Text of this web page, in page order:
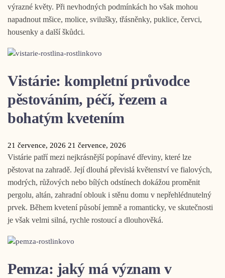
výrazné květy. Při nevhodných podmínkách ho však mohou
napadnout mšice, molice, svilušky, třásněnky, puklice, červci,
housenky a další škůdci.
Vistárie: kompletní průvodce
pěstováním, péčí, řezem a
bohatým kvetením
21 července, 2026 21 července, 2026
Vistárie patří mezi nejkrásnější popínavé dřeviny, které lze
pěstovat na zahradě. Její dlouhá převislá květenství ve fialových,
modrých, růžových nebo bílých odstínech dokážou proměnit
pergolu, altán, zahradní oblouk i stěnu domu v nepřehlédnutelný
prvek. Během kvetení působí jemně a romanticky, ve skutečnosti
je však velmi silná, rychle rostoucí a dlouhověká.
Pemza: jaký má význam v